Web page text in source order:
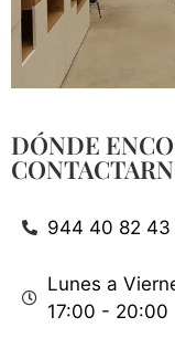
DÓNDE
944 40 82 43
Lunes a
17:00 - 20:00